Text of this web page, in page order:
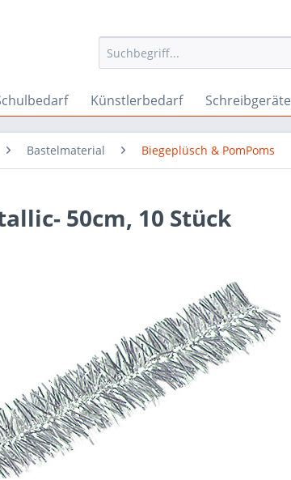
Künstlerbedarf Schreibgeräte
Bastelmaterial Biegeplüsch & PomPoms
50cm, 10 Stück